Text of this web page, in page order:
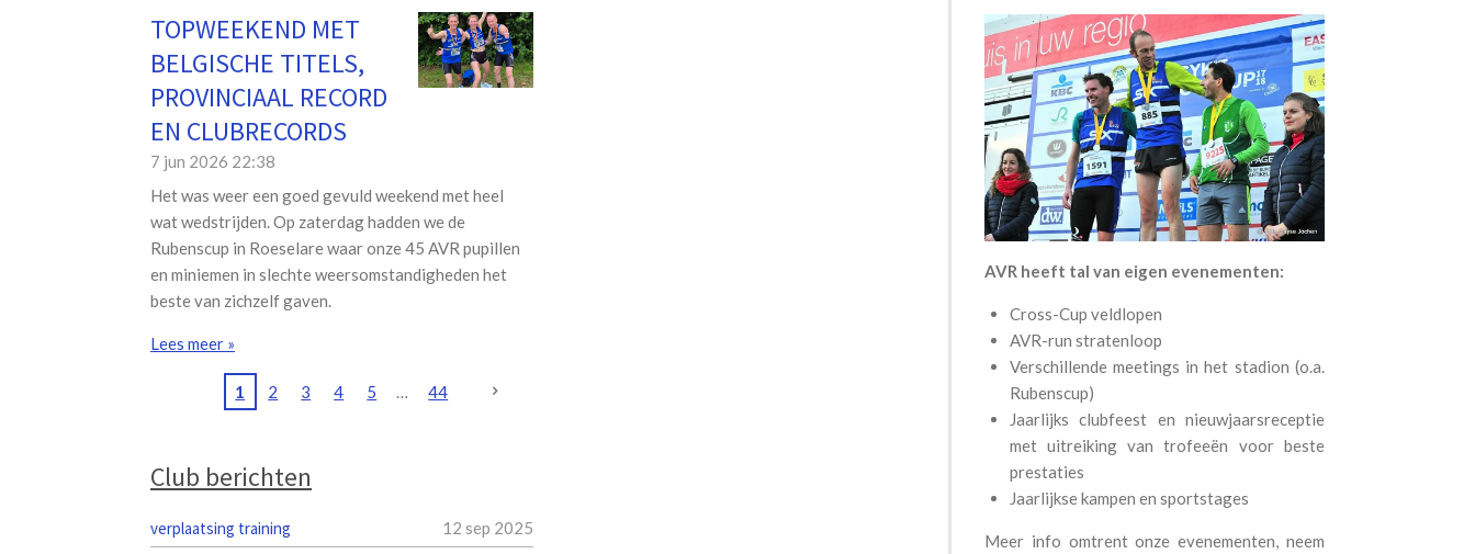
TOPWEEKEND MET
BELGISCHE TITELS,
PROVINCIAAL RECORD
EN CLUBRECORDS
7 jun 2026 22:38
Het was weer een goed gevuld weekend met heel
wat wedstrijden. Op zaterdag hadden we de
Rubenscup in Roeselare waar onze 45 AVR pupillen
en miniemen in slechte weersomstandigheden het
beste van zichzelf gaven.
Lees meer »
1 2 3 4 5 44
Club berichten
verplaatsing training 12 sep 2025
AVR heeft tal van eigen evenementen:
Cross-Cup veldlopen
AVR-run stratenloop
Verschillende meetings in het stadion (o.a.
Rubenscup)
Jaarlijks clubfeest en nieuwjaarsreceptie
met uitreiking van trofeeën voor beste
prestaties
Jaarlijkse kampen en sportstages
Meer info omtrent onze evenementen, neem